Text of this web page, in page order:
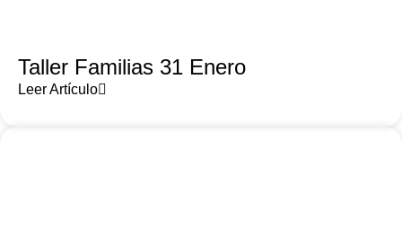
Taller Familias 31 Enero
Leer Artículo